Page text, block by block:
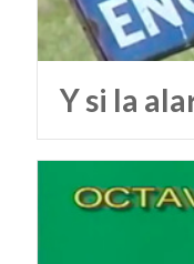
Y si la